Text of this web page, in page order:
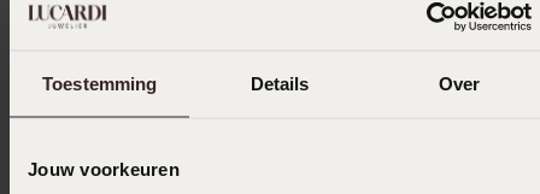
Toestemming Details Over
Jouw voorkeuren